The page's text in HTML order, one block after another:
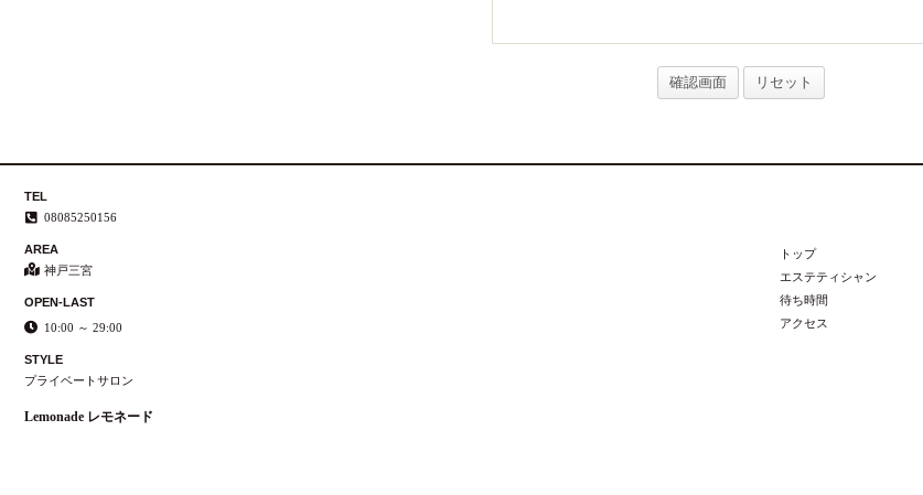
TEL
08085250156
AREA
神戸三宮
OPEN-LAST
10:00 ～ 29:00
STYLE
プライベートサロン
Lemonade レモネード
トップ
エステティシャン
待ち時間
アクセス